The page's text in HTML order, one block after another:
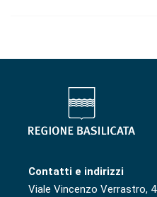
Contatti e indirizzi
Viale Vincenzo Verrastro, 4